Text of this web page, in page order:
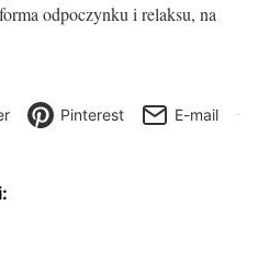
odpoczynku i relaksu, na
Pinterest E-mail